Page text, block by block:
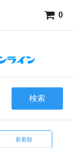
0
検索
新着順